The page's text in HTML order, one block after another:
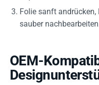
Folie sanft
sauber
OEM-